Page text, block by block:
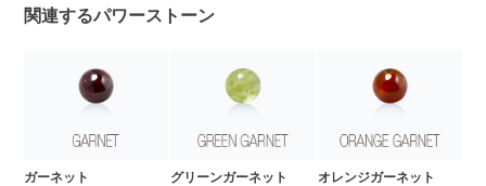
関連するパワーストーン
ガーネット グリーンガーネット オレンジガーネット